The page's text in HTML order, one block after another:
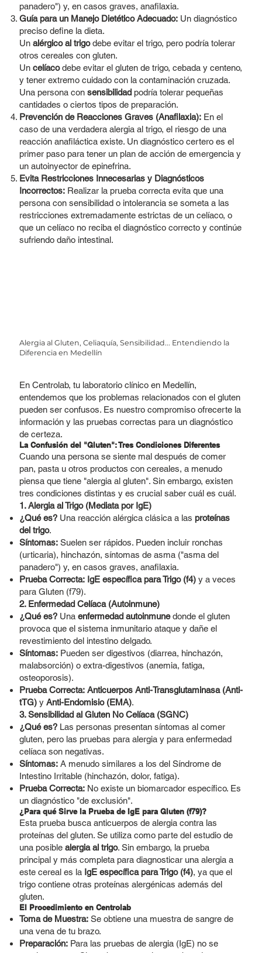
panadero") y, en casos graves, anafilaxia.
Guía para un Manejo Dietético Adecuado:Un diagnóstico
preciso define la dieta.
Un alérgico al trigodebe evitar el trigo, pero podría tolerar
otros cereales con gluten.
Un celíacodebe evitar el gluten de trigo, cebada y centeno,
y tener extremo cuidado con la contaminación cruzada.
Una persona con sensibilidadpodría tolerar pequeñas
cantidades o ciertos tipos de preparación.
Prevención de Reacciones Graves (Anafilaxia):En el
caso de una verdadera alergia al trigo, el riesgo de una
reacción anafiláctica existe. Un diagnóstico certero es el
primer paso para tener un plan de acción de emergencia y
un autoinyector de epinefrina.
Evita Restricciones Innecesarias y Diagnósticos
Incorrectos:Realizar la prueba correcta evita que una
persona con sensibilidad o intolerancia se someta a las
restricciones extremadamente estrictas de un celíaco, o
que un celíaco no reciba el diagnóstico correcto y continúe
sufriendo daño intestinal.
Alergia al Gluten, Celiaquía, Sensibilidad... Entendiendo la
Diferencia en Medellín
En Centrolab, tu laboratorio clínico en Medellín,
entendemos que los problemas relacionados con el gluten
pueden ser confusos. Es nuestro compromiso ofrecerte la
información y las pruebas correctas para un diagnóstico
de certeza.
La Confusión del "Gluten": Tres Condiciones Diferentes
Cuando una persona se siente mal después de comer
pan, pasta u otros productos con cereales, a menudo
piensa que tiene "alergia al gluten". Sin embargo, existen
tres condiciones distintas y es crucial saber cuál es cuál.
1. Alergia al Trigo (Mediata por IgE)
¿Qué es?Una reacción alérgica clásica a las proteínas
del trigo.
Síntomas:Suelen ser rápidos. Pueden incluir ronchas
(urticaria), hinchazón, síntomas de asma ("asma del
panadero") y, en casos graves, anafilaxia.
Prueba Correcta: IgE específica para Trigo (f4)y a veces
para Gluten (f79).
2. Enfermedad Celíaca (Autoinmune)
¿Qué es?Una enfermedad autoinmunedonde el gluten
provoca que el sistema inmunitario ataque y dañe el
revestimiento del intestino delgado.
Síntomas:Pueden ser digestivos (diarrea, hinchazón,
malabsorción) o extra-digestivos (anemia, fatiga,
osteoporosis).
Prueba Correcta: Anticuerpos Anti-Transglutaminasa (Anti-
tTG)y Anti-Endomisio (EMA).
3. Sensibilidad al Gluten No Celíaca (SGNC)
¿Qué es?Las personas presentan síntomas al comer
gluten, pero las pruebas para alergia y para enfermedad
celíaca son negativas.
Síntomas:A menudo similares a los del Síndrome de
Intestino Irritable (hinchazón, dolor, fatiga).
Prueba Correcta:No existe un biomarcador específico. Es
un diagnóstico "de exclusión".
¿Para qué Sirve la Prueba de IgE para Gluten (f79)?
Esta prueba busca anticuerpos de alergia contra las
proteínas del gluten. Se utiliza como parte del estudio de
una posible alergia al trigo. Sin embargo, la prueba
principal y más completa para diagnosticar una alergia a
este cereal es la IgE específica para Trigo (f4), ya que el
trigo contiene otras proteínas alergénicas además del
gluten.
El Procedimiento en Centrolab
Toma de Muestra:Se obtiene una muestra de sangre de
una vena de tu brazo.
Preparación:Para las pruebas de alergia (IgE) no se